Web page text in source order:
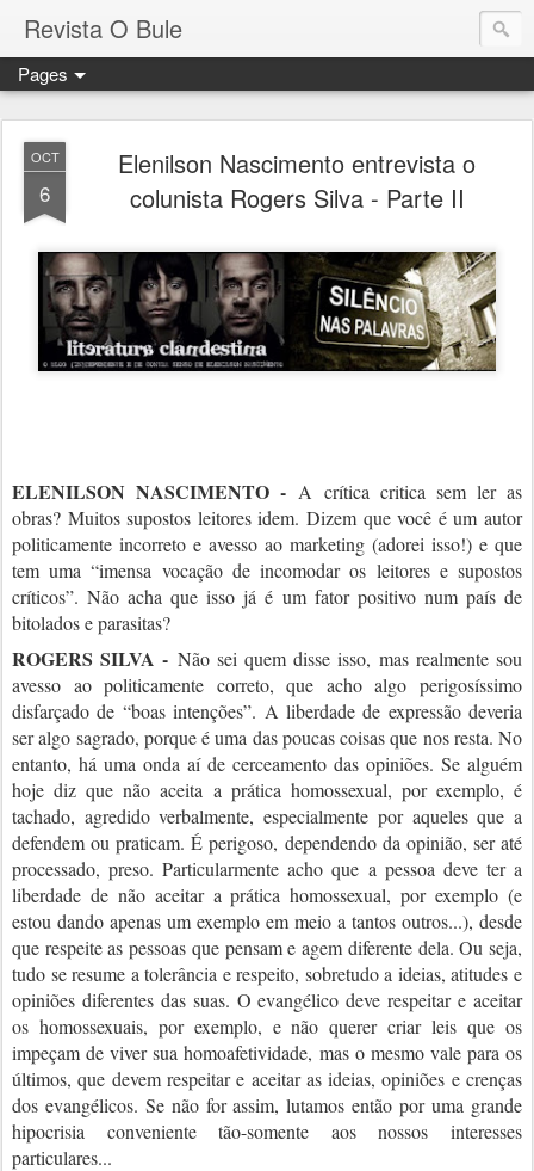
Revista O Bule
Pages
OCT
6
Elenilson Nascimento entrevista o
colunista Rogers Silva - Parte II
ELENILSON NASCIMENTO - A crítica critica sem ler as
obras? Muitos supostos leitores idem. Dizem que você é um autor
politicamente incorreto e avesso ao marketing (adorei isso!) e que
tem uma “imensa vocação de incomodar os leitores e supostos
críticos”. Não acha que isso já é um fator positivo num país de
bitolados e parasitas?
ROGERS SILVA - Não sei quem disse isso, mas realmente sou
avesso ao politicamente correto, que acho algo perigosíssimo
disfarçado de “boas intenções”. A liberdade de expressão deveria
ser algo sagrado, porque é uma das poucas coisas que nos resta. No
entanto, há uma onda aí de cerceamento das opiniões. Se alguém
hoje diz que não aceita a prática homossexual, por exemplo, é
tachado, agredido verbalmente, especialmente por aqueles que a
defendem ou praticam. É perigoso, dependendo da opinião, ser até
processado, preso. Particularmente acho que a pessoa deve ter a
liberdade de não aceitar a prática homossexual, por exemplo (e
estou dando apenas um exemplo em meio a tantos outros...), desde
que respeite as pessoas que pensam e agem diferente dela. Ou seja,
tudo se resume a tolerância e respeito, sobretudo a ideias, atitudes e
opiniões diferentes das suas. O evangélico deve respeitar e aceitar
os homossexuais, por exemplo, e não querer criar leis que os
impeçam de viver sua homoafetividade, mas o mesmo vale para os
últimos, que devem respeitar e aceitar as ideias, opiniões e crenças
dos evangélicos. Se não for assim, lutamos então por uma grande
hipocrisia conveniente tão-somente aos nossos interesses
particulares...